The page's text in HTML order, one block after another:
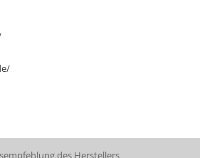
des Herstellers